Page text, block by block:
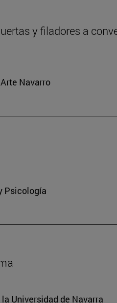
y filadores a
Navarro
Psicología
Universidad de Navarra